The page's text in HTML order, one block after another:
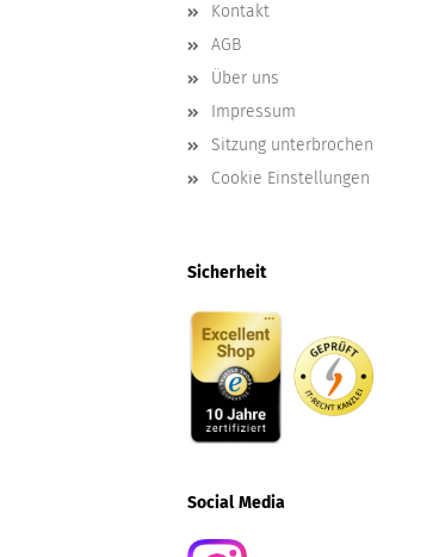
Kontakt
AGB
Über uns
Impressum
Sitzung unterbrochen
Cookie Einstellungen
Sicherheit
Social Media